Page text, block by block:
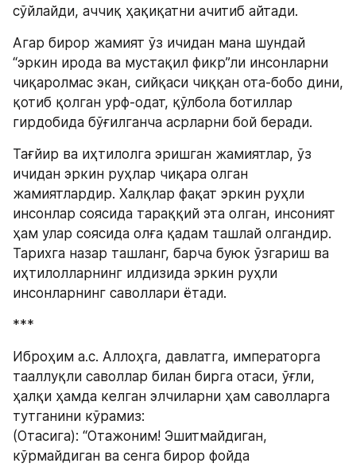
сўйлайди, аччиқ ҳақиқатни ачитиб айтади.
Агар бирор жамият ўз ичидан мана шундай
“эркин ирода ва мустақил фикр”ли инсонларни
чиқаролмас экан, сийқаси чиққан ота-бобо дини,
қотиб қолган урф-одат, қўлбола ботиллар
гирдобида бўғилганча асрларни бой беради.
Тағйир ва иҳтилолга эришган жамиятлар, ўз
ичидан эркин руҳлар чиқара олган
жамиятлардир. Халқлар фақат эркин руҳли
инсонлар соясида тараққий эта олган, инсоният
ҳам улар соясида олға қадам ташлай олгандир.
Тарихга назар ташланг, барча буюк ўзгариш ва
иҳтилолларнинг илдизида эркин руҳли
инсонларнинг саволлари ётади.
***
Иброҳим а.с. Аллоҳга, давлатга, императорга
тааллуқли саволлар билан бирга отаси, ўғли,
ҳалқи ҳамда келган элчиларни ҳам саволларга
тутганини кўрамиз:
(Отасига): “Отажоним! Эшитмайдиган,
кўрмайдиган ва сенга бирор фойда